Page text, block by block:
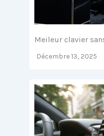
Meileur clavier
Décembre 13, 2025